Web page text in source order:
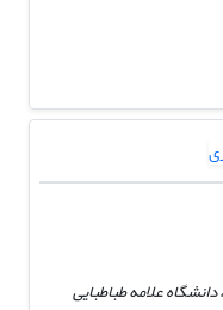
علامه طباطبایی